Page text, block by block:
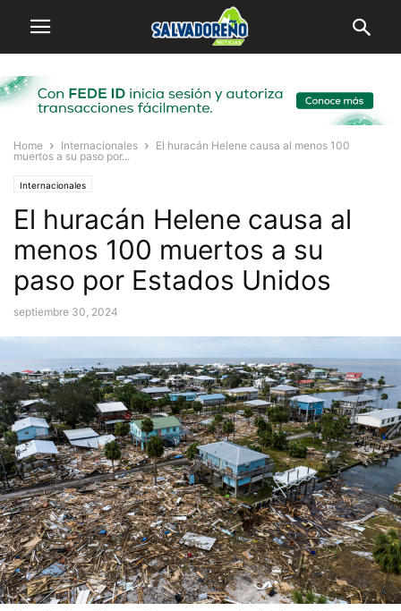
Home Internacionales
El huracán Helene causa al menos 100
muertos a su paso por...
Internacionales
El huracán Helene causa al
menos 100 muertos a su
paso por Estados Unidos
septiembre 30, 2024